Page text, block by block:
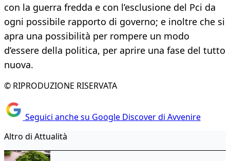
con la guerra fredda e con l’esclusione del Pci da
ogni possibile rapporto di governo; e inoltre che si
apra una possibilità per rompere un modo
d’essere della politica, per aprire una fase del tutto
nuova.
© RIPRODUZIONE RISERVATA
Seguici anche su Google Discover di Avvenire
Altro di Attualità